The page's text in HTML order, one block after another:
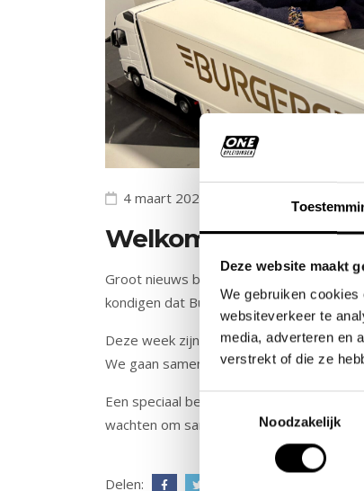
Deze website maakt
We gebruiken
websiteverkeer te
media, adverteren en
verstrekt of die ze
Toestemmingsselectie
Noodzakelijk
4 maart 2026
Welkom bij de club,
Groot nieuws bij ONE Opleidingen! Ons
kondigen dat Burgers Group zich
Deze week zijn de laatste
We gaan samen voor sterke resultaten
Een speciaal bedankje aan Astrid en
wachten om samen aan de slag te gaan!
Delen: